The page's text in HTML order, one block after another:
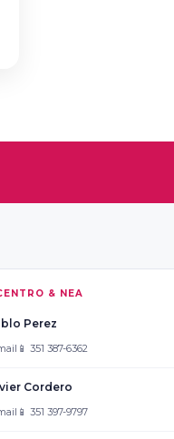
& NEA
Perez
📱 351 387-6362
Cordero
📱 351 397-9797